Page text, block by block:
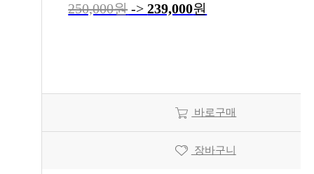
250,000원->239,000원
바로구매
장바구니